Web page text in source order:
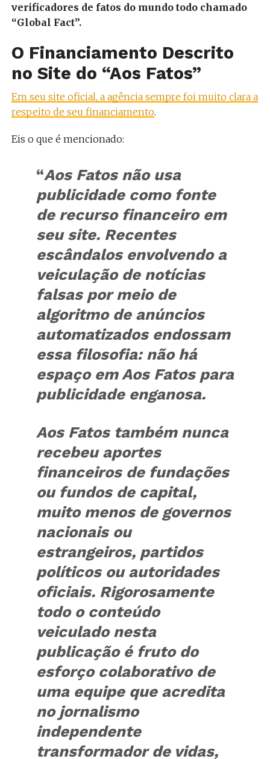
verificadores de fatos do mundo todo chamado
“Global Fact”.
O Financiamento Descrito
no Site do “Aos Fatos”
Em seu site oficial, a agência sempre foi muito clara a
respeito de seu financiamento.
Eis o que é mencionado:
“Aos Fatos não usa
publicidade como fonte
de recurso financeiro em
seu site. Recentes
escândalos envolvendo a
veiculação de notícias
falsas por meio de
algoritmo de anúncios
automatizados endossam
essa filosofia: não há
espaço em Aos Fatos para
publicidade enganosa.
Aos Fatos também nunca
recebeu aportes
financeiros de fundações
ou fundos de capital,
muito menos de governos
nacionais ou
estrangeiros, partidos
políticos ou autoridades
oficiais. Rigorosamente
todo o conteúdo
veiculado nesta
publicação é fruto do
esforço colaborativo de
uma equipe que acredita
no jornalismo
independente
transformador de vidas,